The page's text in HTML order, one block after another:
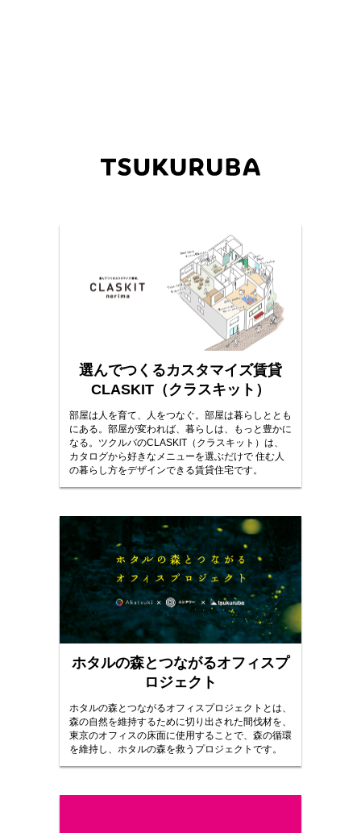
選んでつくるカスタマイズ賃貸
CLASKIT（クラスキット）
部屋は人を育て、人をつなぐ。部屋は暮らしととも
にある。部屋が変われば、暮らしは、もっと豊かに
なる。ツクルバのCLASKIT（クラスキット）は、
カタログから好きなメニューを選ぶだけで 住む人
の暮らし方をデザインできる賃貸住宅です。
ホタルの森とつながるオフィスプ
ロジェクト
ホタルの森とつながるオフィスプロジェクトとは、
森の自然を維持するために切り出された間伐材を、
東京のオフィスの床面に使用することで、森の循環
を維持し、ホタルの森を救うプロジェクトです。